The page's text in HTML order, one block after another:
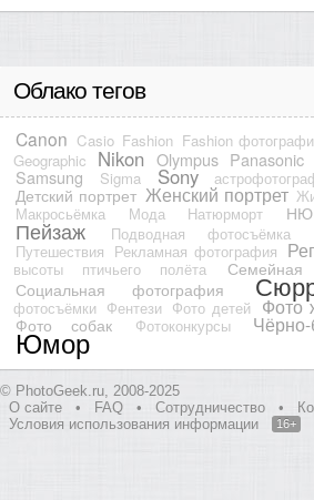
Облако тегов
Canon Casio Fashion Fashion
Geographic
Nikon Olympus Panasonic
Samsung Sigma Sony
Детский портрет Женский портрет
Макросьёмка Мода Натюрморт НЮ
Пейзаж Подводная фотосъёмка
Путешествия Рекламная фотография
высоты птичьего полёта
Семейная
Социальная фотография
фотосъёмки Фентези Фото детей Фото
Фото собак Фотоконкурсы
Юмор
© PhotoGeek.ru, 2008-2025
О сайте
• FAQ • Сотрудничество •
Условия использования информации
16+